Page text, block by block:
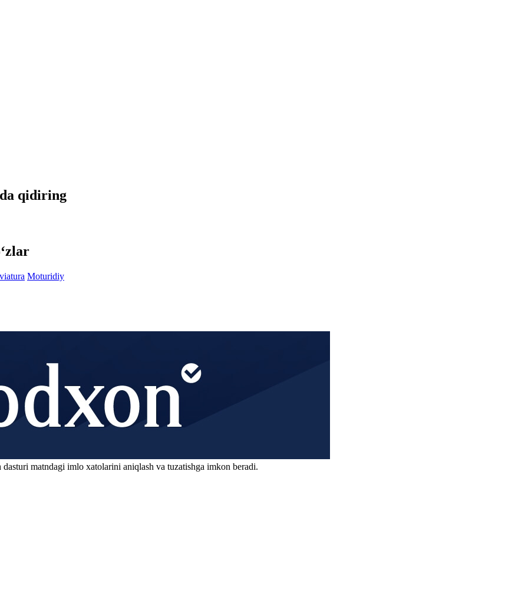
qidiring
Moturidiy
matndagi imlo xatolarini aniqlash va tuzatishga imkon beradi.